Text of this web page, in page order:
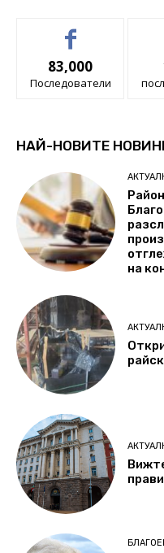
83,000
Последователи
НАЙ-НОВИТЕ
на